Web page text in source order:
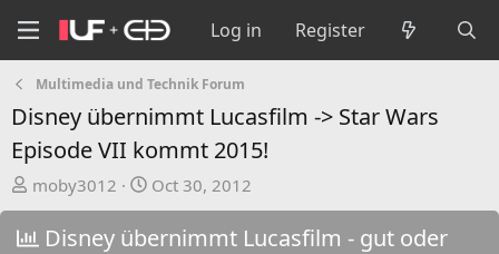
Log in Register
Multimedia und Technik Forum
Disney übernimmt Lucasfilm -> Star Wars
Episode VII kommt 2015!
T
h
r
moby3012
S
t
a
Oct 30, 2012
Disney übernimmt Lucasfilm - gut oder